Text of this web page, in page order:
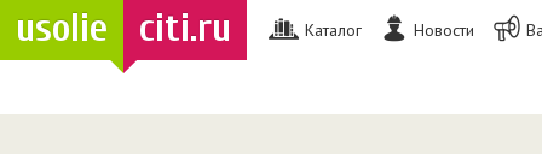
usolie citi.ru Каталог Новости